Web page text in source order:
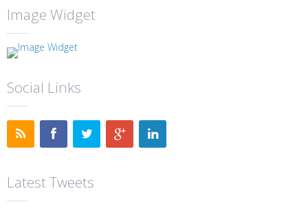
Image Widget
Social Links
Latest Tweets